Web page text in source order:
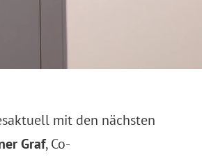
mit den nächsten
Graf, Co-